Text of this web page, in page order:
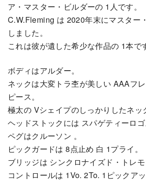
ア・マスター・ビルダーの 1人です。
C.W.Fleming は 2020年末にマスター
しました。
これは彼が遺した希少な作品の 1本で
ボディはアルダー。
ネックは大変トラ杢が美しい AAAフ
ピース。
極太の Vシェイプのしっかりしたネッ
ヘッドストックには スパゲティーロゴ
ペグはクルーソン 。
ピックガードは 8点止め 白 1プライ。
ブリッジは シンクロナイズド・トレモ
コントロールは 1Vo. 2To. 1ピックア